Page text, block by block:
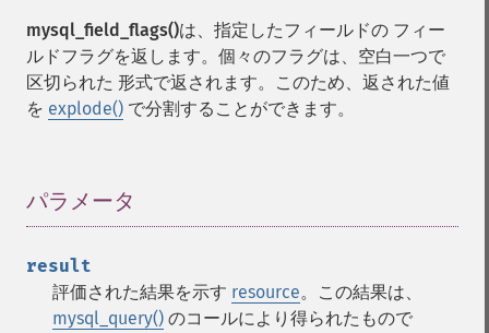
mysql_field_flags()は、指定したフィールドの フィー
ルドフラグを返します。個々のフラグは、空白一つで
区切られた 形式で返されます。このため、返された値
を explode() で分割することができます。
パラメータ
result
評価された結果を示す resource。この結果は、
mysql_query() のコールにより得られたもので